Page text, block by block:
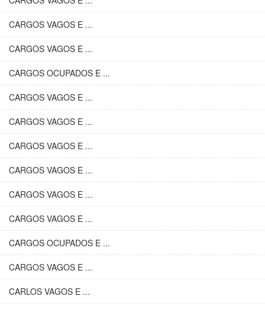
CARGOS VAGOS E ...
CARGOS VAGOS E ...
CARGOS OCUPADOS E ...
CARGOS VAGOS E ...
CARGOS VAGOS E ...
CARGOS VAGOS E ...
CARGOS VAGOS E ...
CARGOS VAGOS E ...
CARGOS VAGOS E ...
CARGOS OCUPADOS E ...
CARGOS VAGOS E ...
CARLOS VAGOS E ...